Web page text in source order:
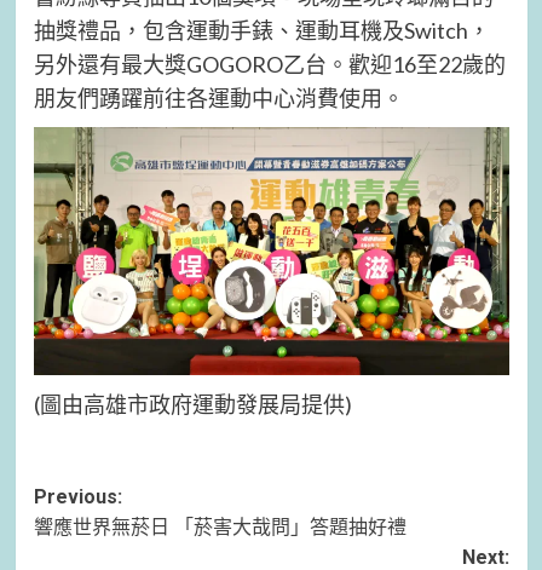
抽獎禮品，包含運動手錶、運動耳機及Switch，
另外還有最大獎GOGORO乙台。歡迎16至22歲的
朋友們踴躍前往各運動中心消費使用。
(圖由高雄市政府運動發展局提供)
Post
navigation
Previous:
響應世界無菸日 「菸害大哉問」答題抽好禮
Next: